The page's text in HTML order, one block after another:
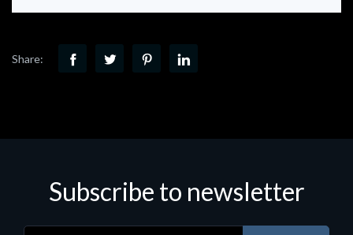
Share:
Subscribe to newsletter